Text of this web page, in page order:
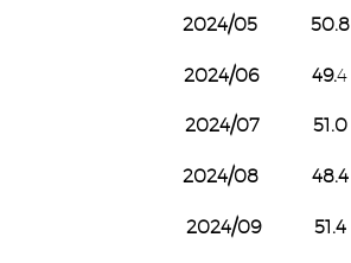
2024/05 50.8
2024/06 49.4
2024/07 51.0
2024/08 48.4
2024/09 51.4